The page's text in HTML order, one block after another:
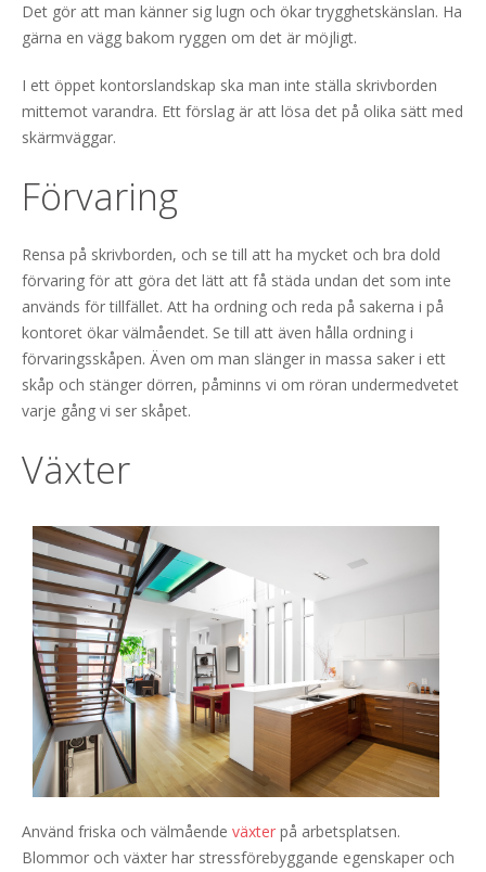
Det gör att man känner sig lugn och ökar trygghetskänslan. Ha
gärna en vägg bakom ryggen om det är möjligt.
I ett öppet kontorslandskap ska man inte ställa skrivborden
mittemot varandra. Ett förslag är att lösa det på olika sätt med
skärmväggar.
Förvaring
Rensa på skrivborden, och se till att ha mycket och bra dold
förvaring för att göra det lätt att få städa undan det som inte
används för tillfället. Att ha ordning och reda på sakerna i på
kontoret ökar välmåendet. Se till att även hålla ordning i
förvaringsskåpen. Även om man slänger in massa saker i ett
skåp och stänger dörren, påminns vi om röran undermedvetet
varje gång vi ser skåpet.
Växter
Använd friska och välmående växter på arbetsplatsen.
Blommor och växter har stressförebyggande egenskaper och